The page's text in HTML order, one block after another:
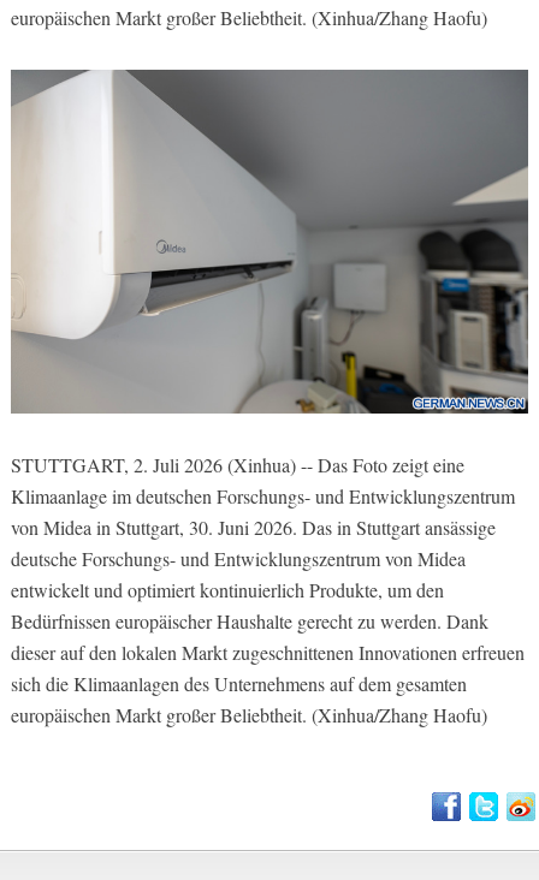
europäischen Markt großer Beliebtheit. (Xinhua/Zhang Haofu)
STUTTGART, 2. Juli 2026 (Xinhua) -- Das Foto zeigt eine
Klimaanlage im deutschen Forschungs- und Entwicklungszentrum
von Midea in Stuttgart, 30. Juni 2026. Das in Stuttgart ansässige
deutsche Forschungs- und Entwicklungszentrum von Midea
entwickelt und optimiert kontinuierlich Produkte, um den
Bedürfnissen europäischer Haushalte gerecht zu werden. Dank
dieser auf den lokalen Markt zugeschnittenen Innovationen erfreuen
sich die Klimaanlagen des Unternehmens auf dem gesamten
europäischen Markt großer Beliebtheit. (Xinhua/Zhang Haofu)